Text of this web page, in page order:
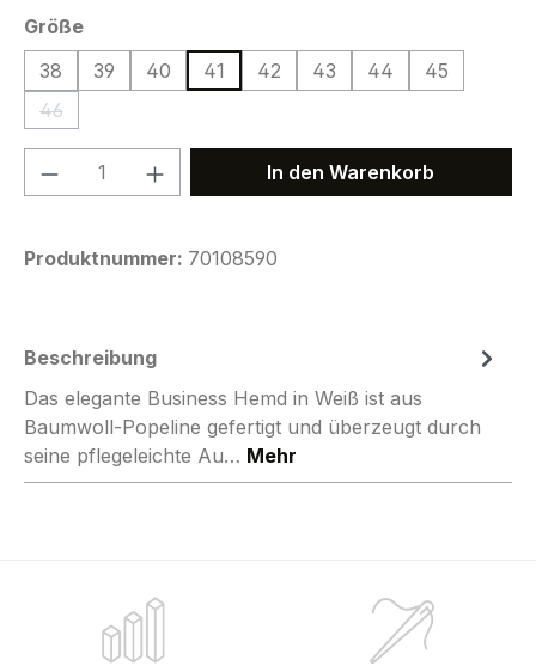
Größeauswählen
38
39 40 41 42 43 44
45
46
(Diese Option ist zurzeit nicht verfügbar.)
Produkt Anzahl: Gib denIn den Warenkorb
Produktnummer: 70108590
Beschreibung
Das elegante Business Hemd in Weiß ist aus
Baumwoll-Popeline gefertigt und überzeugt durch
seine pflegeleichte Au… Mehr